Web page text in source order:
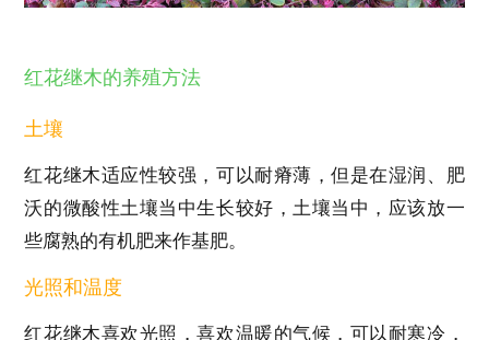
红花继木的养殖方法
土壤
红花继木适应性较强，可以耐瘠薄，但是在湿润、肥
沃的微酸性土壤当中生长较好，土壤当中，应该放一
些腐熟的有机肥来作基肥。
光照和温度
红花继木喜欢光照，喜欢温暖的气候，可以耐寒冷，